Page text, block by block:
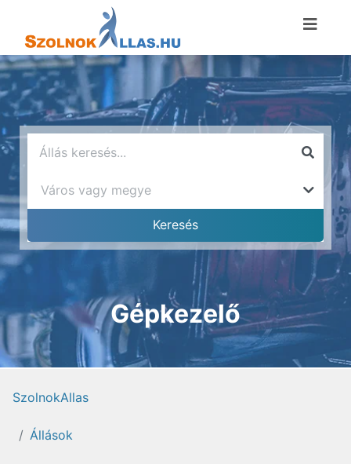
Gépkezelő
SzolnokAllas
Állások